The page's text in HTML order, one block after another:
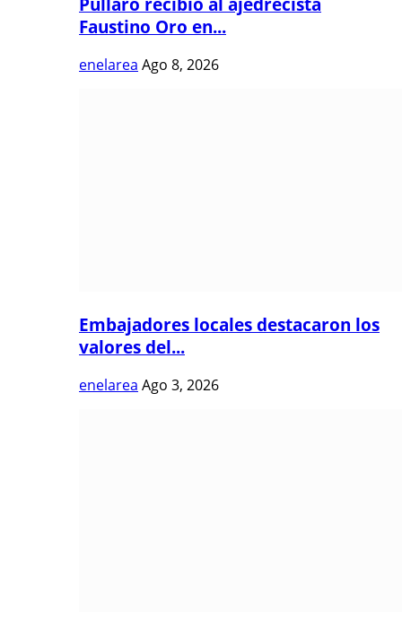
Faustino Oro en...
enelarea Ago 8, 2026
Embajadores locales destacaron los
valores del...
enelarea Ago 3, 2026